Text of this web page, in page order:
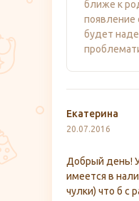
ближе к
появление
будет
Екатерина
20.07.2016
Добрый день!
имеется в
чулки) что б с